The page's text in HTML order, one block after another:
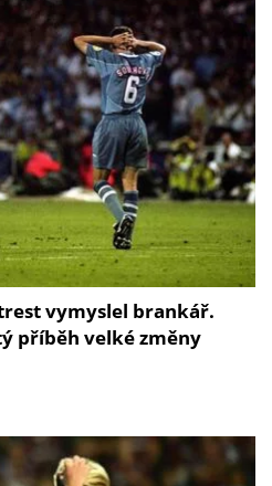
vymyslel brankář.
příběh velké změny